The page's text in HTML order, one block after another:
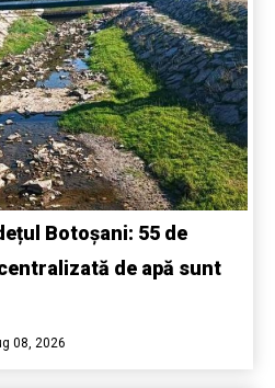
Botoșani: 55 de
de apă sunt
08, 2026